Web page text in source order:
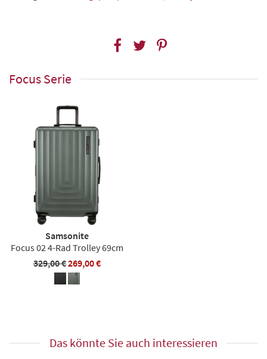
Focus Serie
Samsonite
Focus 02 4-Rad Trolley 69cm
329,00 €269,00 €
Das könnte Sie auch interessieren